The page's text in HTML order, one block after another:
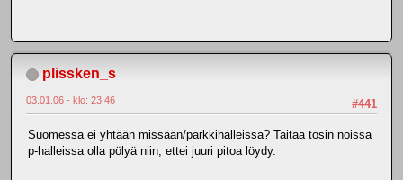
plissken_s
#441
03.01.06 - klo: 23.46
Suomessa ei yhtään missään/parkkihalleissa? Taitaa tosin noissa
p-halleissa olla pölyä niin, ettei juuri pitoa löydy.